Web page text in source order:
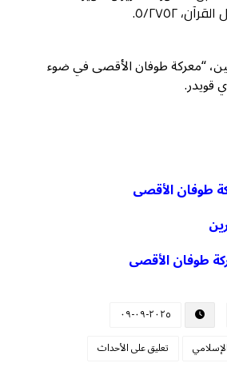
٥/٢٧٥٢.
“معركة طوفان الأقصى في ضوء
قويدر.
طوفان الأقصى
طوفان الأقصى
٢٠٢٥-٠٩-٠٩
تعليق على الأحداث